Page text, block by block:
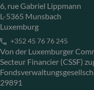
6, rue Gabriel Lippmann
L-5365 Munsbach
Luxemburg
+352 45 76 76 245
Von der Luxemburger
Secteur Financier (CSSF)
29891